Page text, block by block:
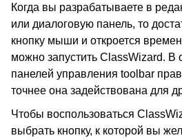
Когда вы разрабатываете в
или диалоговую панель, то
кнопку мыши и откроется
можно запустить ClassWizard. В
панелей управления toolbar
точнее она задействована для
Чтобы воспользоваться
выбрать кнопку, к которой вы